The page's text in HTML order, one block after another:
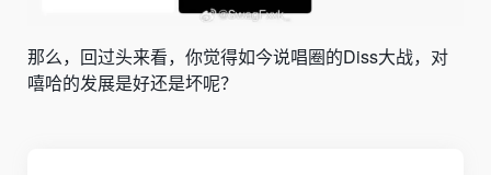
那么，回过头来看，你觉得如今说唱圈的Diss大战，对
嘻哈的发展是好还是坏呢？